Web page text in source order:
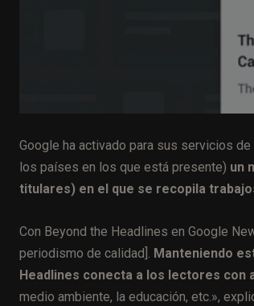
Google ha activado para sus servicios
los países en los que está presente) un
titulares) en el que se recopila
Con Beyond the Headlines en Google
periodismo de calidad]. Manteniendo
Headlines conecta a los lectores con
medio ambiente, la educación, etc.»,